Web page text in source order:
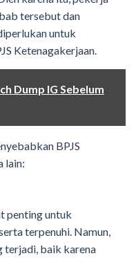
tersebut dan
untuk
Ketenagakerjaan.
Dump IG Sebelum
BPJS
lain:
penting untuk
terpenuhi. Namun,
terjadi, baik karena